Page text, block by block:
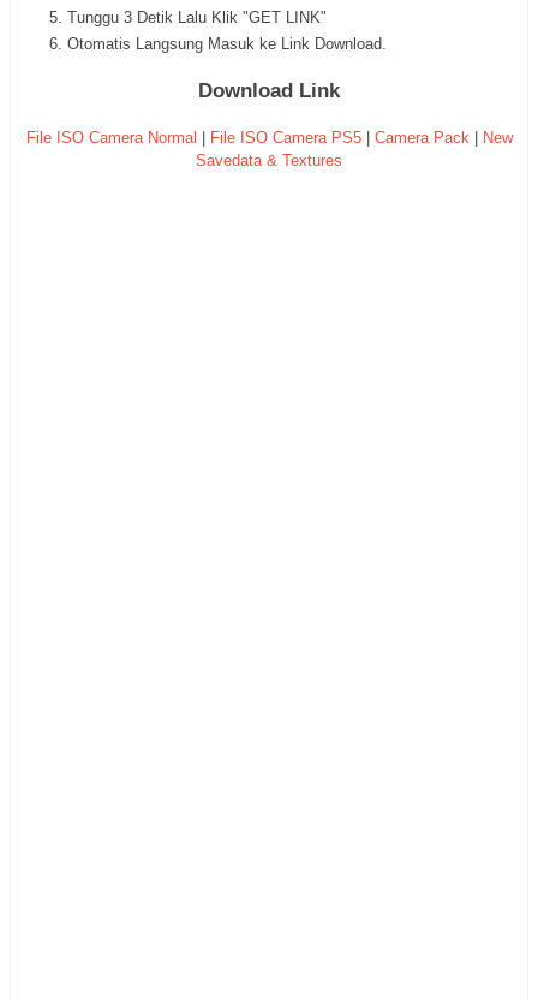
Tunggu 3 Detik Lalu Klik "GET LINK"
Otomatis Langsung Masuk ke Link Download.
Download Link
File ISO Camera Normal File ISO Camera PS5| Camera Pack|
New
Savedata & Textures